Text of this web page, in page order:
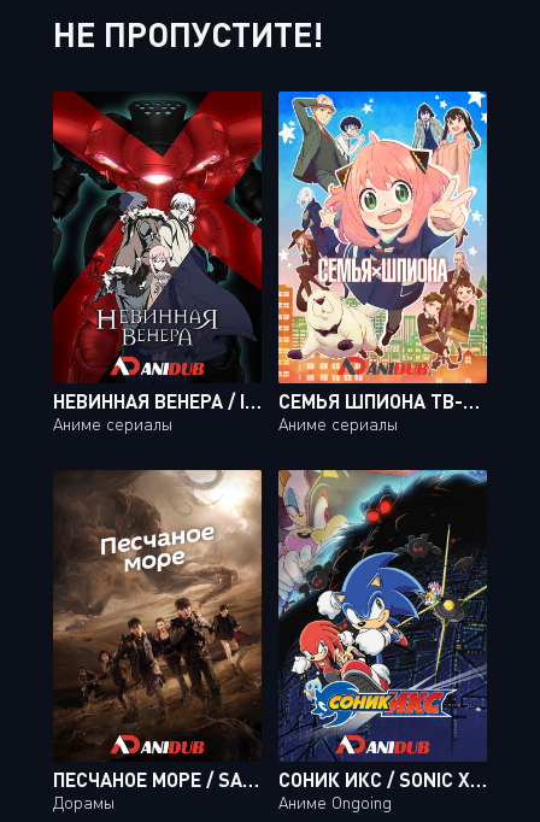
НЕ ПРОПУСТИТЕ!
НЕВИННАЯ ВЕНЕРА / INNOCENT VENUS [12 ИЗ 12]
Аниме сериалы
СЕМЬЯ ШПИОНА ТВ-2 / SPY X FAMILY TV-2 [12 ИЗ 12]
Аниме сериалы
ПЕСЧАНОЕ МОРЕ / SAND SEA [52 ИЗ 52]
Дорамы
СОНИК ИКС / SONIC X [18 ИЗ 78]
Аниме Ongoing